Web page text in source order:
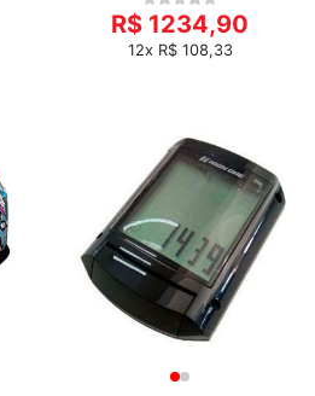
R$ 1234,90
12x R$ 108,33